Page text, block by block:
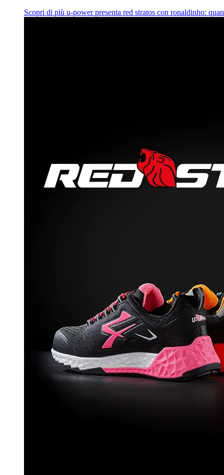
Scopri di più u‑power presenta red stratos con ronaldinho: